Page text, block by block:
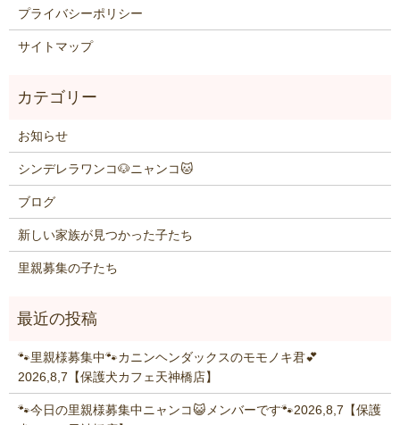
プライバシーポリシー
サイトマップ
お知らせ
シンデレラワンコ🐶ニャンコ🐱
ブログ
新しい家族が見つかった子たち
里親募集の子たち
🐾里親様募集中🐾カニンヘンダックスのモモノキ君💕
2026,8,7【保護犬カフェ天神橋店】
🐾今日の里親様募集中ニャンコ😺メンバーです🐾2026,8,7【保護